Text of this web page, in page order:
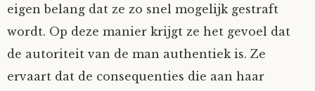
Björn
Clarity
eigen belang dat ze zo snel mogelijk gestraft
wordt. Op deze manier krijgt ze het gevoel dat
de autoriteit van de man authentiek is. Ze
ervaart dat de consequenties die aan haar